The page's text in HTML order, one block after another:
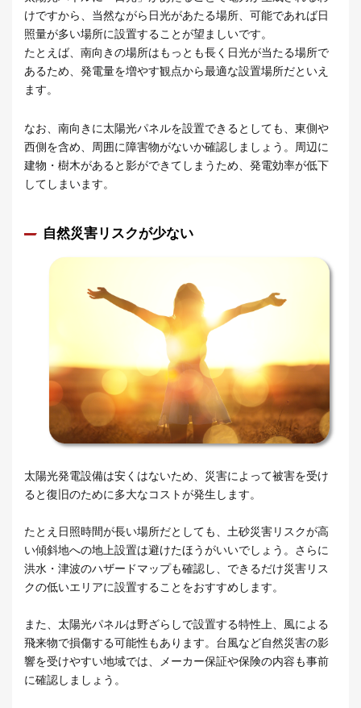
けですから、当然ながら日光があたる場所、可能であれば日
照量が多い場所に設置することが望ましいです。
たとえば、南向きの場所はもっとも長く日光が当たる場所で
あるため、発電量を増やす観点から最適な設置場所だといえ
ます。
なお、南向きに太陽光パネルを設置できるとしても、東側や
西側を含め、周囲に障害物がないか確認しましょう。周辺に
建物・樹木があると影ができてしまうため、発電効率が低下
してしまいます。
自然災害リスクが少ない
太陽光発電設備は安くはないため、災害によって被害を受け
ると復旧のために多大なコストが発生します。
たとえ日照時間が長い場所だとしても、土砂災害リスクが高
い傾斜地への地上設置は避けたほうがいいでしょう。さらに
洪水・津波のハザードマップも確認し、できるだけ災害リス
クの低いエリアに設置することをおすすめします。
また、太陽光パネルは野ざらしで設置する特性上、風による
飛来物で損傷する可能性もあります。台風など自然災害の影
響を受けやすい地域では、メーカー保証や保険の内容も事前
に確認しましょう。